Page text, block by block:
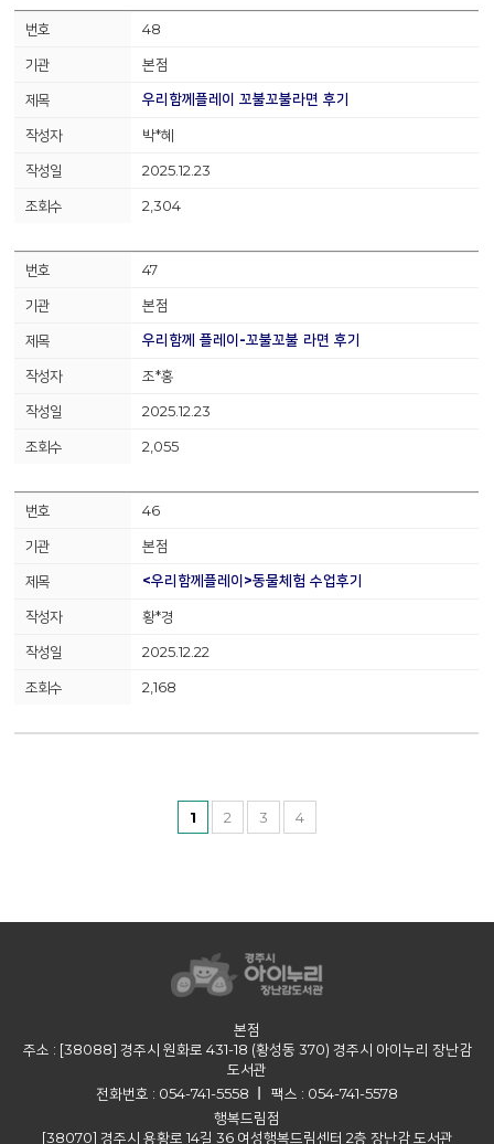
48
본점
우리함께플레이 꼬불꼬불라면 후기
박*혜
2025.12.23
2,304
47
본점
우리함께 플레이-꼬불꼬불 라면 후기
조*홍
2025.12.23
2,055
46
본점
<우리함께플레이>동물체험 수업후기
황*경
2025.12.22
2,168
1 2 3 4
본점
주소 : [38088] 경주시 원화로 431-18 (황성동 370) 경주시 아이누리 장난감
도서관
전화번호 : 054-741-5558
팩스 : 054-741-5578
행복드림점
[38070] 경주시 용황로 14길 36 여성행복드림센터 2층 장난감 도서관